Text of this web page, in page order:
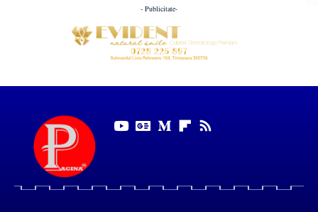
- Publicitate-